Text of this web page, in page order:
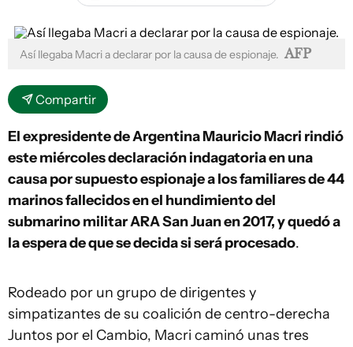
Así llegaba Macri a declarar por la causa de espionaje. AFP
Compartir
El expresidente de Argentina Mauricio Macri rindió
este miércoles declaración indagatoria en una
causa por supuesto espionaje a los familiares de 44
marinos fallecidos en el hundimiento del
submarino militar ARA San Juan en 2017, y quedó a
la espera de que se decida si será procesado.
Rodeado por un grupo de dirigentes y
simpatizantes de su coalición de centro-derecha
Juntos por el Cambio, Macri caminó unas tres